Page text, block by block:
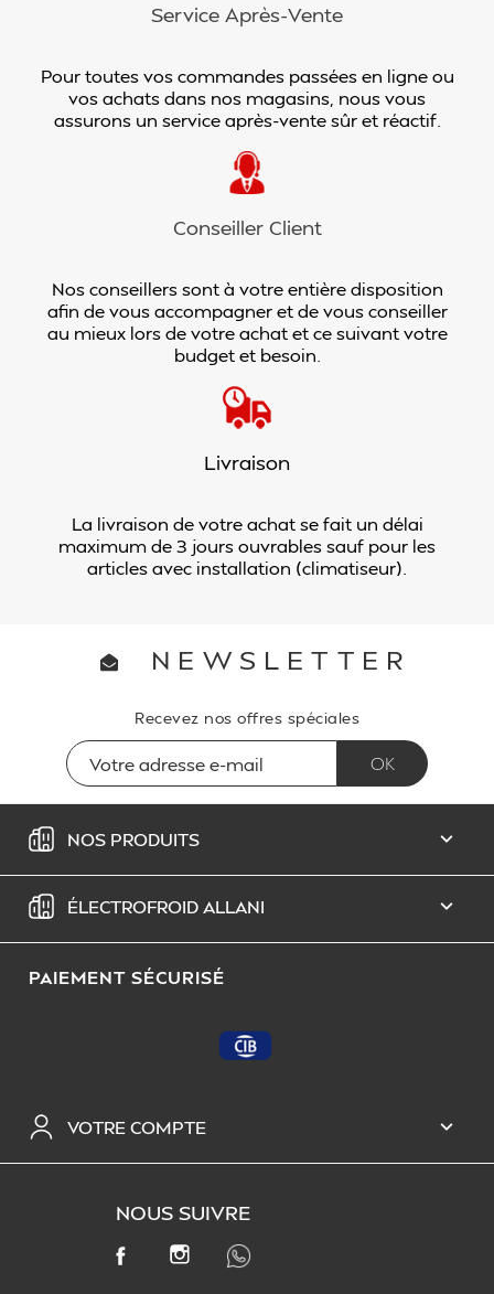
Service Après-Vente
Pour toutes vos commandes passées en ligne ou
vos achats dans nos magasins, nous vous
assurons un service après-vente sûr et réactif.
Conseiller Client
Nos conseillers sont à votre entière disposition
afin de vous accompagner et de vous conseiller
au mieux lors de votre achat et ce suivant votre
budget et besoin.
Livraison
La livraison de votre achat se fait un délai
maximum de 3 jours ouvrables sauf pour les
articles avec installation (climatiseur).
NEWSLETTER
Recevez nos offres spéciales
NOS PRODUITS 
ÉLECTROFROID ALLANI 
PAIEMENT SÉCURISÉ
VOTRE COMPTE 
NOUS SUIVRE
FACEBOOKINSTAGRAM